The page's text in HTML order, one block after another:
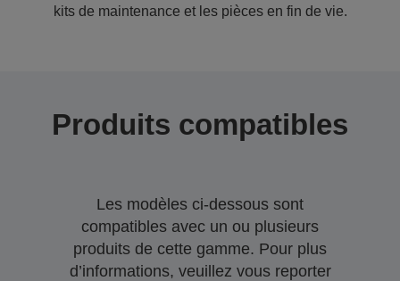
kits de maintenance et les pièces en fin de vie.
Produits compatibles
Les modèles ci-dessous sont
compatibles avec un ou plusieurs
produits de cette gamme. Pour plus
d’informations, veuillez vous reporter